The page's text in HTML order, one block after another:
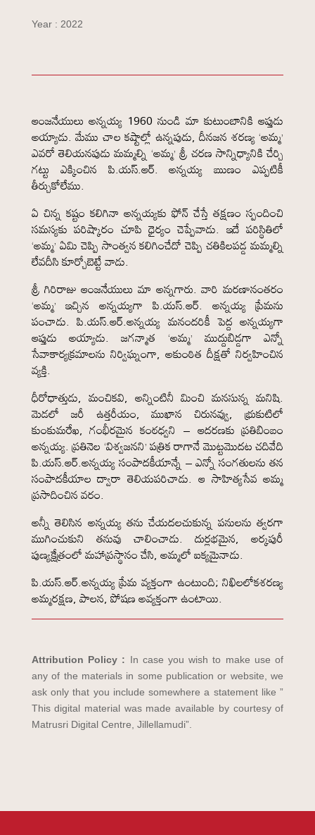
Year : 2022
ఆంజనేయులు అన్నయ్య 1960 నుండి మా కుటుంబానికి ఆప్తుడు
అయ్యాడు. మేము చాల కష్టాల్లో ఉన్నపుడు, దీనజన శరణ్య ‘అమ్మ’
ఎవరో తెలియనపుడు మమ్మల్ని ‘అమ్మ’ శ్రీ చరణ సాన్నిధ్యానికి చేర్చి
గట్టు ఎక్కించిన పి.యస్.ఆర్. అన్నయ్య ఋణం ఎప్పటికీ
తీర్చుకోలేము.
ఏ చిన్న కష్టం కలిగినా అన్నయ్యకు ఫోన్ చేస్తే తక్షణం స్పందించి
సమస్యకు పరిష్కారం చూపి ధైర్యం చెప్పేవాడు. ఇదే పరిస్థితిలో
‘అమ్మ’ ఏమి చెప్పి సాంత్వన కలిగించేదో చెప్పి చతికిలపడ్డ మమ్మల్ని
లేవదీసి కూర్చోబెట్టే వాడు.
శ్రీ గిరిరాజు ఆంజనేయులు మా అన్నగారు. వారి మరణానంతరం
‘అమ్మ’ ఇచ్చిన అన్నయ్యగా పి.యస్.ఆర్. అన్నయ్య ప్రేమను
పంచాడు. పి.యస్.ఆర్.అన్నయ్య మనందరికీ పెద్ద అన్నయ్యగా
ఆప్తుడు అయ్యాడు. జగన్మాత ‘అమ్మ’ ముద్దుబిడ్డగా ఎన్నో
సేవాకార్యక్రమాలను నిర్విఘ్నంగా, అకుంఠిత దీక్షతో నిర్వహించిన
వ్యక్తి.
ధీరోధాత్తుడు, మంచికవి, అన్నింటినీ మించి మనసున్న మనిషి.
మెడలో జరీ ఉత్తరీయం, ముఖాన చిరునవ్వు, భ్రుకుటిలో
కుంకుమరేఖ, గంభీరమైన కంఠధ్వని – ఆదరణకు ప్రతిబింబం
అన్నయ్య. ప్రతినెల ‘విశ్వజనని’ పత్రిక రాగానే మొట్టమొదట చదివేది
పి.యస్.ఆర్.అన్నయ్య సంపాదకీయాన్నే – ఎన్నో సంగతులను తన
సంపాదకీయాల ద్వారా తెలియపరిచాడు. ఆ సాహిత్యసేవ అమ్మ
ప్రసాదించిన వరం.
అన్నీ తెలిసిన అన్నయ్య తను చేయదలచుకున్న పనులను త్వరగా
ముగించుకుని తనువు చాలించాడు. దుర్లభమైన, అర్కపురీ
పుణ్యక్షేత్రంలో మహాప్రస్థానం చేసి, అమ్మలో ఐక్యమైనాడు.
పి.యస్.ఆర్.అన్నయ్య ప్రేమ వ్యక్తంగా ఉంటుంది; నిఖిలలోకశరణ్య
అమ్మరక్షణ, పాలన, పోషణ అవ్యక్తంగా ఉంటాయి.
Attribution Policy : In case you wish to make use of
any of the materials in some publication or website, we
ask only that you include somewhere a statement like ”
This digital material was made available by courtesy of
Matrusri Digital Centre, Jillellamudi”.